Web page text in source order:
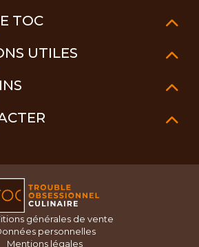
TOC
UTILES
générales de vente
personnelles
Mentions légales